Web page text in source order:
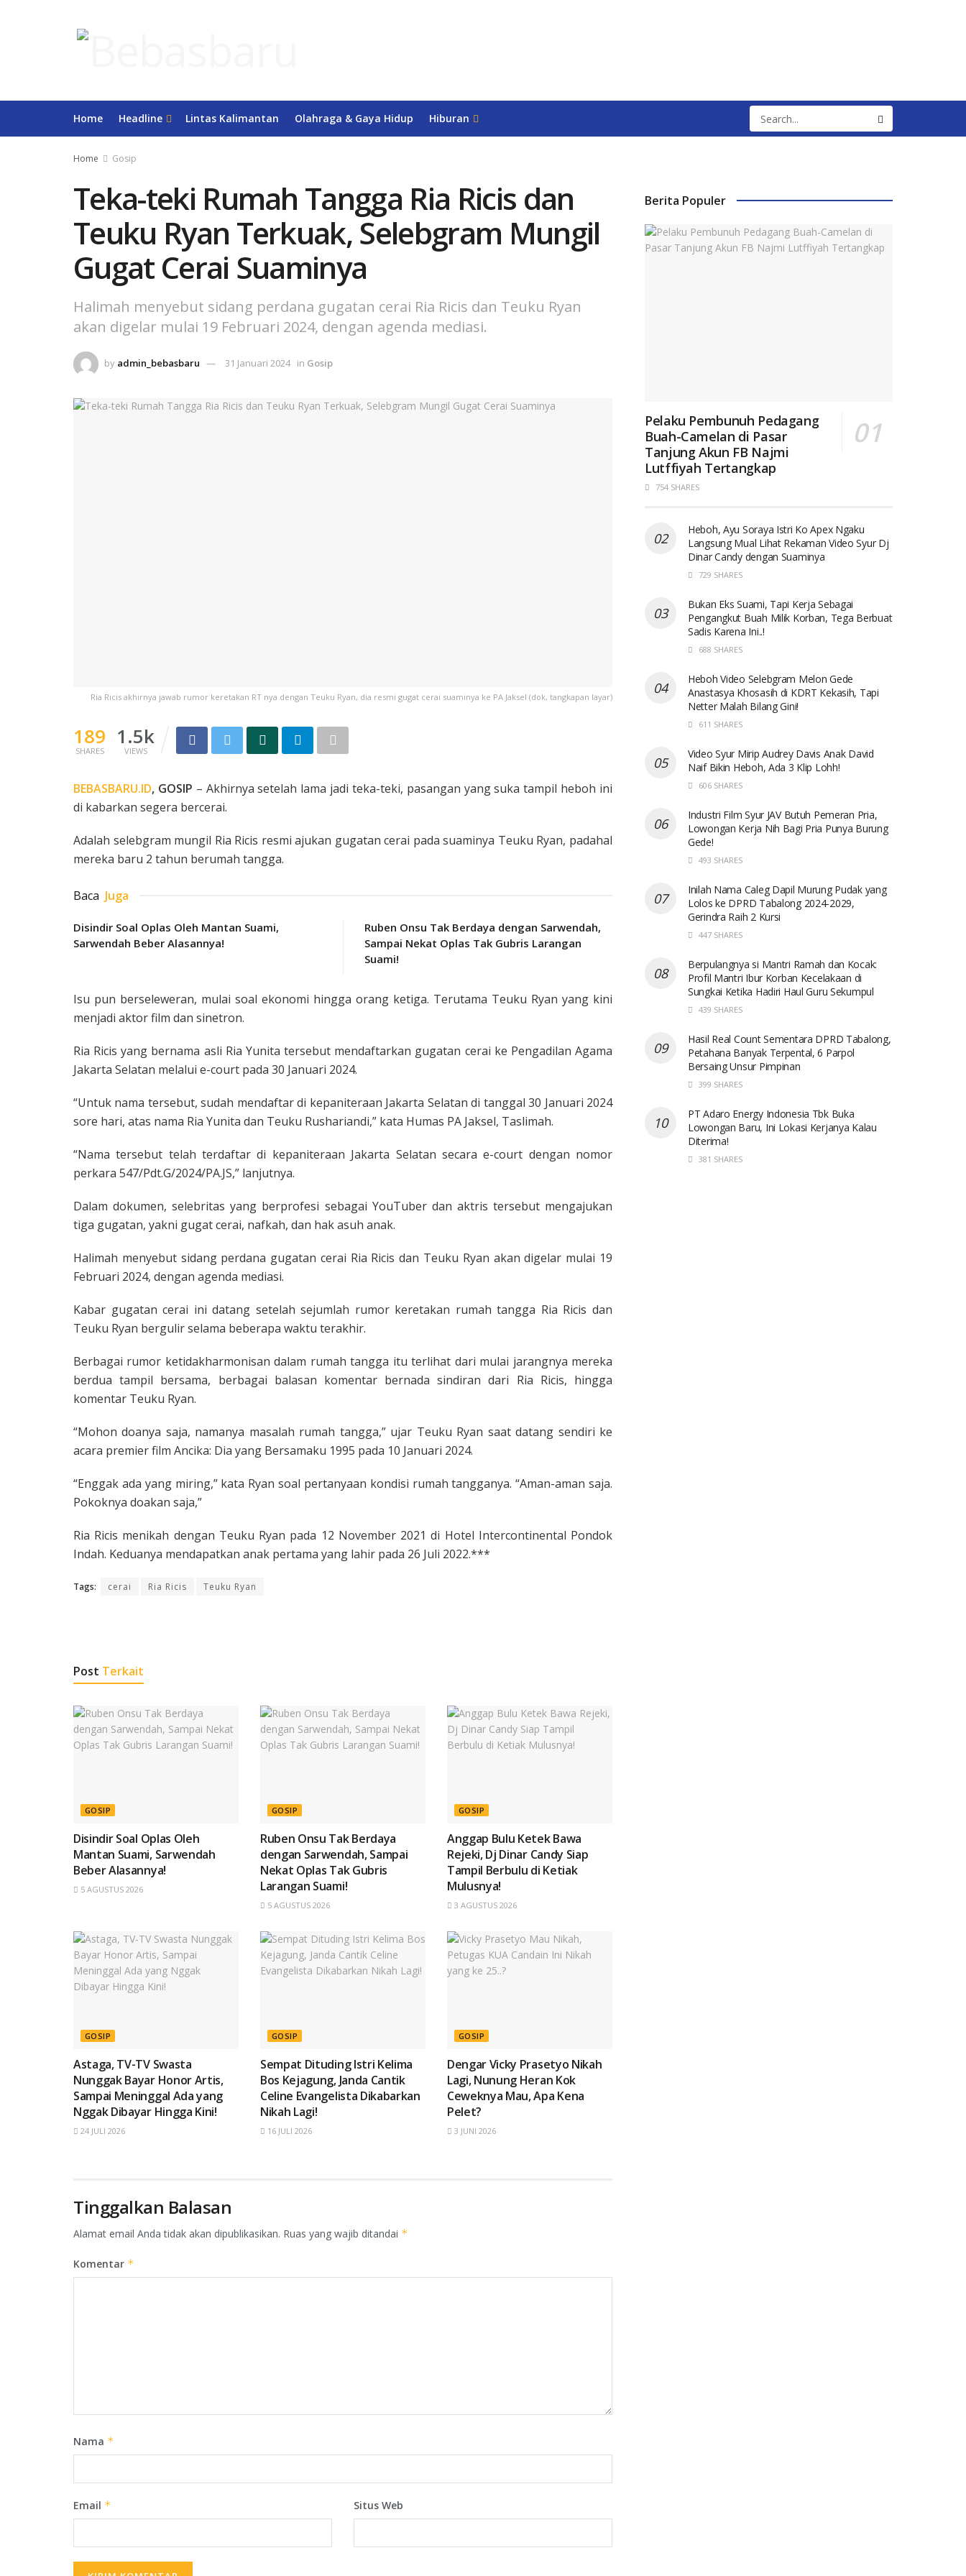
Home Headline Lintas Kalimantan Olahraga & Gaya Hidup Hiburan
Home Gosip
Teka-teki Rumah Tangga Ria Ricis dan
Teuku Ryan Terkuak, Selebgram Mungil
Gugat Cerai Suaminya
Halimah menyebut sidang perdana gugatan cerai Ria Ricis dan Teuku Ryan
akan digelar mulai 19 Februari 2024, dengan agenda mediasi.
by admin_bebasbaru 31 Januari 2024 in Gosip
Ria Ricis akhirnya jawab rumor keretakan RT nya dengan Teuku Ryan, dia resmi gugat cerai suaminya ke PA Jaksel (dok, tangkapan layar)
189
SHARES
1.5k
VIEWS
BEBASBARU.ID, GOSIP – Akhirnya setelah lama jadi teka-teki, pasangan yang suka tampil heboh ini
di kabarkan segera bercerai.
Adalah selebgram mungil Ria Ricis resmi ajukan gugatan cerai pada suaminya Teuku Ryan, padahal
mereka baru 2 tahun berumah tangga.
Baca Juga
Disindir Soal Oplas Oleh Mantan Suami,
Sarwendah Beber Alasannya!
Ruben Onsu Tak Berdaya dengan Sarwendah,
Sampai Nekat Oplas Tak Gubris Larangan
Suami!
Isu pun berseleweran, mulai soal ekonomi hingga orang ketiga. Terutama Teuku Ryan yang kini
menjadi aktor film dan sinetron.
Ria Ricis yang bernama asli Ria Yunita tersebut mendaftarkan gugatan cerai ke Pengadilan Agama
Jakarta Selatan melalui e-court pada 30 Januari 2024.
“Untuk nama tersebut, sudah mendaftar di kepaniteraan Jakarta Selatan di tanggal 30 Januari 2024
sore hari, atas nama Ria Yunita dan Teuku Rushariandi,” kata Humas PA Jaksel, Taslimah.
“Nama tersebut telah terdaftar di kepaniteraan Jakarta Selatan secara e-court dengan nomor
perkara 547/Pdt.G/2024/PA.JS,” lanjutnya.
Dalam dokumen, selebritas yang berprofesi sebagai YouTuber dan aktris tersebut mengajukan
tiga gugatan, yakni gugat cerai, nafkah, dan hak asuh anak.
Halimah menyebut sidang perdana gugatan cerai Ria Ricis dan Teuku Ryan akan digelar mulai 19
Februari 2024, dengan agenda mediasi.
Kabar gugatan cerai ini datang setelah sejumlah rumor keretakan rumah tangga Ria Ricis dan
Teuku Ryan bergulir selama beberapa waktu terakhir.
Berbagai rumor ketidakharmonisan dalam rumah tangga itu terlihat dari mulai jarangnya mereka
berdua tampil bersama, berbagai balasan komentar bernada sindiran dari Ria Ricis, hingga
komentar Teuku Ryan.
“Mohon doanya saja, namanya masalah rumah tangga,” ujar Teuku Ryan saat datang sendiri ke
acara premier film Ancika: Dia yang Bersamaku 1995 pada 10 Januari 2024.
“Enggak ada yang miring,” kata Ryan soal pertanyaan kondisi rumah tangganya. “Aman-aman saja.
Pokoknya doakan saja,”
Ria Ricis menikah dengan Teuku Ryan pada 12 November 2021 di Hotel Intercontinental Pondok
Indah. Keduanya mendapatkan anak pertama yang lahir pada 26 Juli 2022.***
Tags: cerai Ria Ricis Teuku Ryan
Post Terkait
GOSIP
Disindir Soal Oplas Oleh
Mantan Suami, Sarwendah
Beber Alasannya!
5 AGUSTUS 2026
GOSIP
Ruben Onsu Tak Berdaya
dengan Sarwendah, Sampai
Nekat Oplas Tak Gubris
Larangan Suami!
5 AGUSTUS 2026
GOSIP
Anggap Bulu Ketek Bawa
Rejeki, Dj Dinar Candy Siap
Tampil Berbulu di Ketiak
Mulusnya!
3 AGUSTUS 2026
GOSIP
Astaga, TV-TV Swasta
Nunggak Bayar Honor Artis,
Sampai Meninggal Ada yang
Nggak Dibayar Hingga Kini!
24 JULI 2026
GOSIP
Sempat Dituding Istri Kelima
Bos Kejagung, Janda Cantik
Celine Evangelista Dikabarkan
Nikah Lagi!
16 JULI 2026
GOSIP
Dengar Vicky Prasetyo Nikah
Lagi, Nunung Heran Kok
Ceweknya Mau, Apa Kena
Pelet?
3 JUNI 2026
Tinggalkan Balasan
Alamat email Anda tidak akan dipublikasikan. Ruas yang wajib ditandai *
Komentar *
Nama *
Email * Situs Web
Berita Populer
Pelaku Pembunuh Pedagang
Buah-Camelan di Pasar
Tanjung Akun FB Najmi
Lutffiyah Tertangkap
754 SHARES
Heboh, Ayu Soraya Istri Ko Apex Ngaku
Langsung Mual Lihat Rekaman Video Syur Dj
Dinar Candy dengan Suaminya
729 SHARES
Bukan Eks Suami, Tapi Kerja Sebagai
Pengangkut Buah Milik Korban, Tega Berbuat
Sadis Karena Ini..!
688 SHARES
Heboh Video Selebgram Melon Gede
Anastasya Khosasih di KDRT Kekasih, Tapi
Netter Malah Bilang Gini!
611 SHARES
Video Syur Mirip Audrey Davis Anak David
Naif Bikin Heboh, Ada 3 Klip Lohh!
606 SHARES
Industri Film Syur JAV Butuh Pemeran Pria,
Lowongan Kerja Nih Bagi Pria Punya Burung
Gede!
493 SHARES
Inilah Nama Caleg Dapil Murung Pudak yang
Lolos ke DPRD Tabalong 2024-2029,
Gerindra Raih 2 Kursi
447 SHARES
Berpulangnya si Mantri Ramah dan Kocak:
Profil Mantri Ibur Korban Kecelakaan di
Sungkai Ketika Hadiri Haul Guru Sekumpul
439 SHARES
Hasil Real Count Sementara DPRD Tabalong,
Petahana Banyak Terpental, 6 Parpol
Bersaing Unsur Pimpinan
399 SHARES
PT Adaro Energy Indonesia Tbk Buka
Lowongan Baru, Ini Lokasi Kerjanya Kalau
Diterima!
381 SHARES